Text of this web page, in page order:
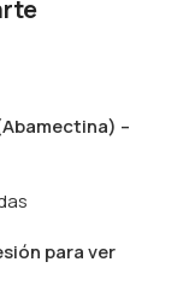
–
para ver